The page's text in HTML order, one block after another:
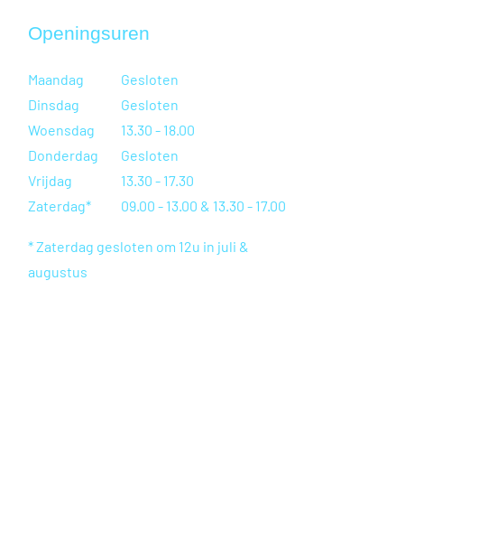
Openingsuren
Maandag
Dinsdag
Woensdag
Donderdag
Vrijdag
Zaterdag*
Gesloten
Gesloten
13.30 - 18.00
Gesloten
13.30 - 17.30
09.00 - 13.00 & 13.30 - 17.00
* Zaterdag gesloten om 12u in juli &
augustus